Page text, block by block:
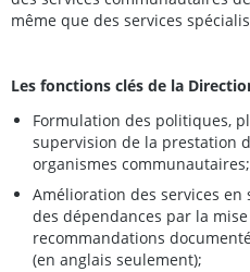
même que des services
Les fonctions clés de la
Formulation des politiques,
supervision de la prestation
organismes communautaires;
Amélioration des services
des dépendances par la
recommandations
(en anglais seulement);